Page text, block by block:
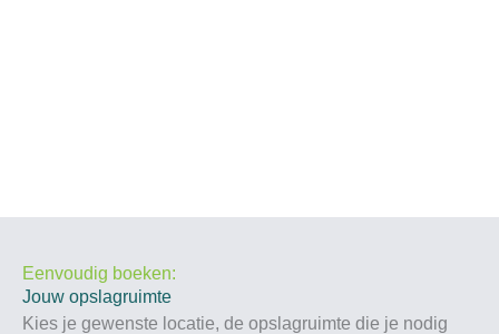
Eenvoudig boeken:
Jouw opslagruimte
Kies je gewenste locatie, de opslagruimte die je nodig